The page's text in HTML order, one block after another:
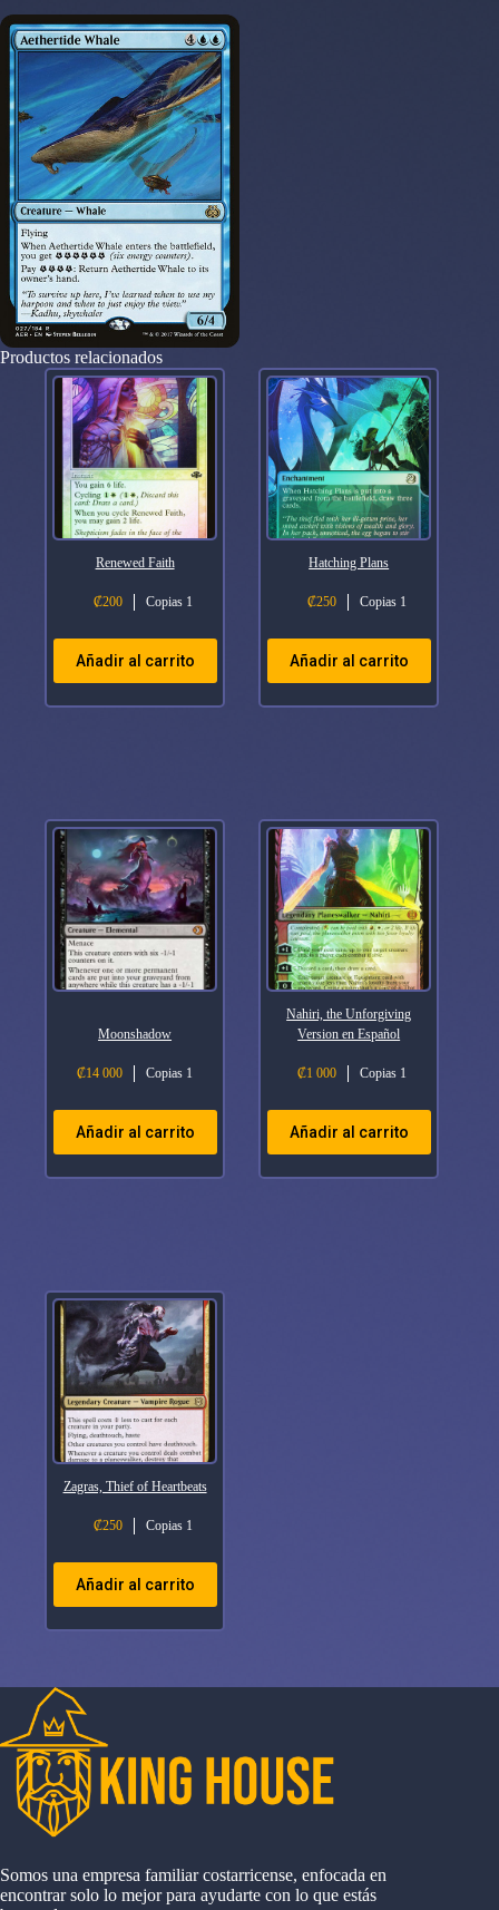
Productos relacionados
Renewed Faith
₡200 Copias 1
Añadir al carrito
Hatching Plans
₡250 Copias 1
Añadir al carrito
Moonshadow
₡14 000 Copias 1
Añadir al carrito
Nahiri, the Unforgiving
Version en Español
₡1 000 Copias 1
Añadir al carrito
Zagras, Thief of Heartbeats
₡250 Copias 1
Añadir al carrito
Somos una empresa familiar costarricense, enfocada en
encontrar solo lo mejor para ayudarte con lo que estás